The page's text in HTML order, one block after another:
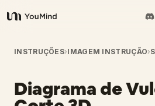
YouMind
Visão geral
Casos de uso
INSTRUÇÕES›IMAGEM INSTRUÇÃO›
Diagrama de